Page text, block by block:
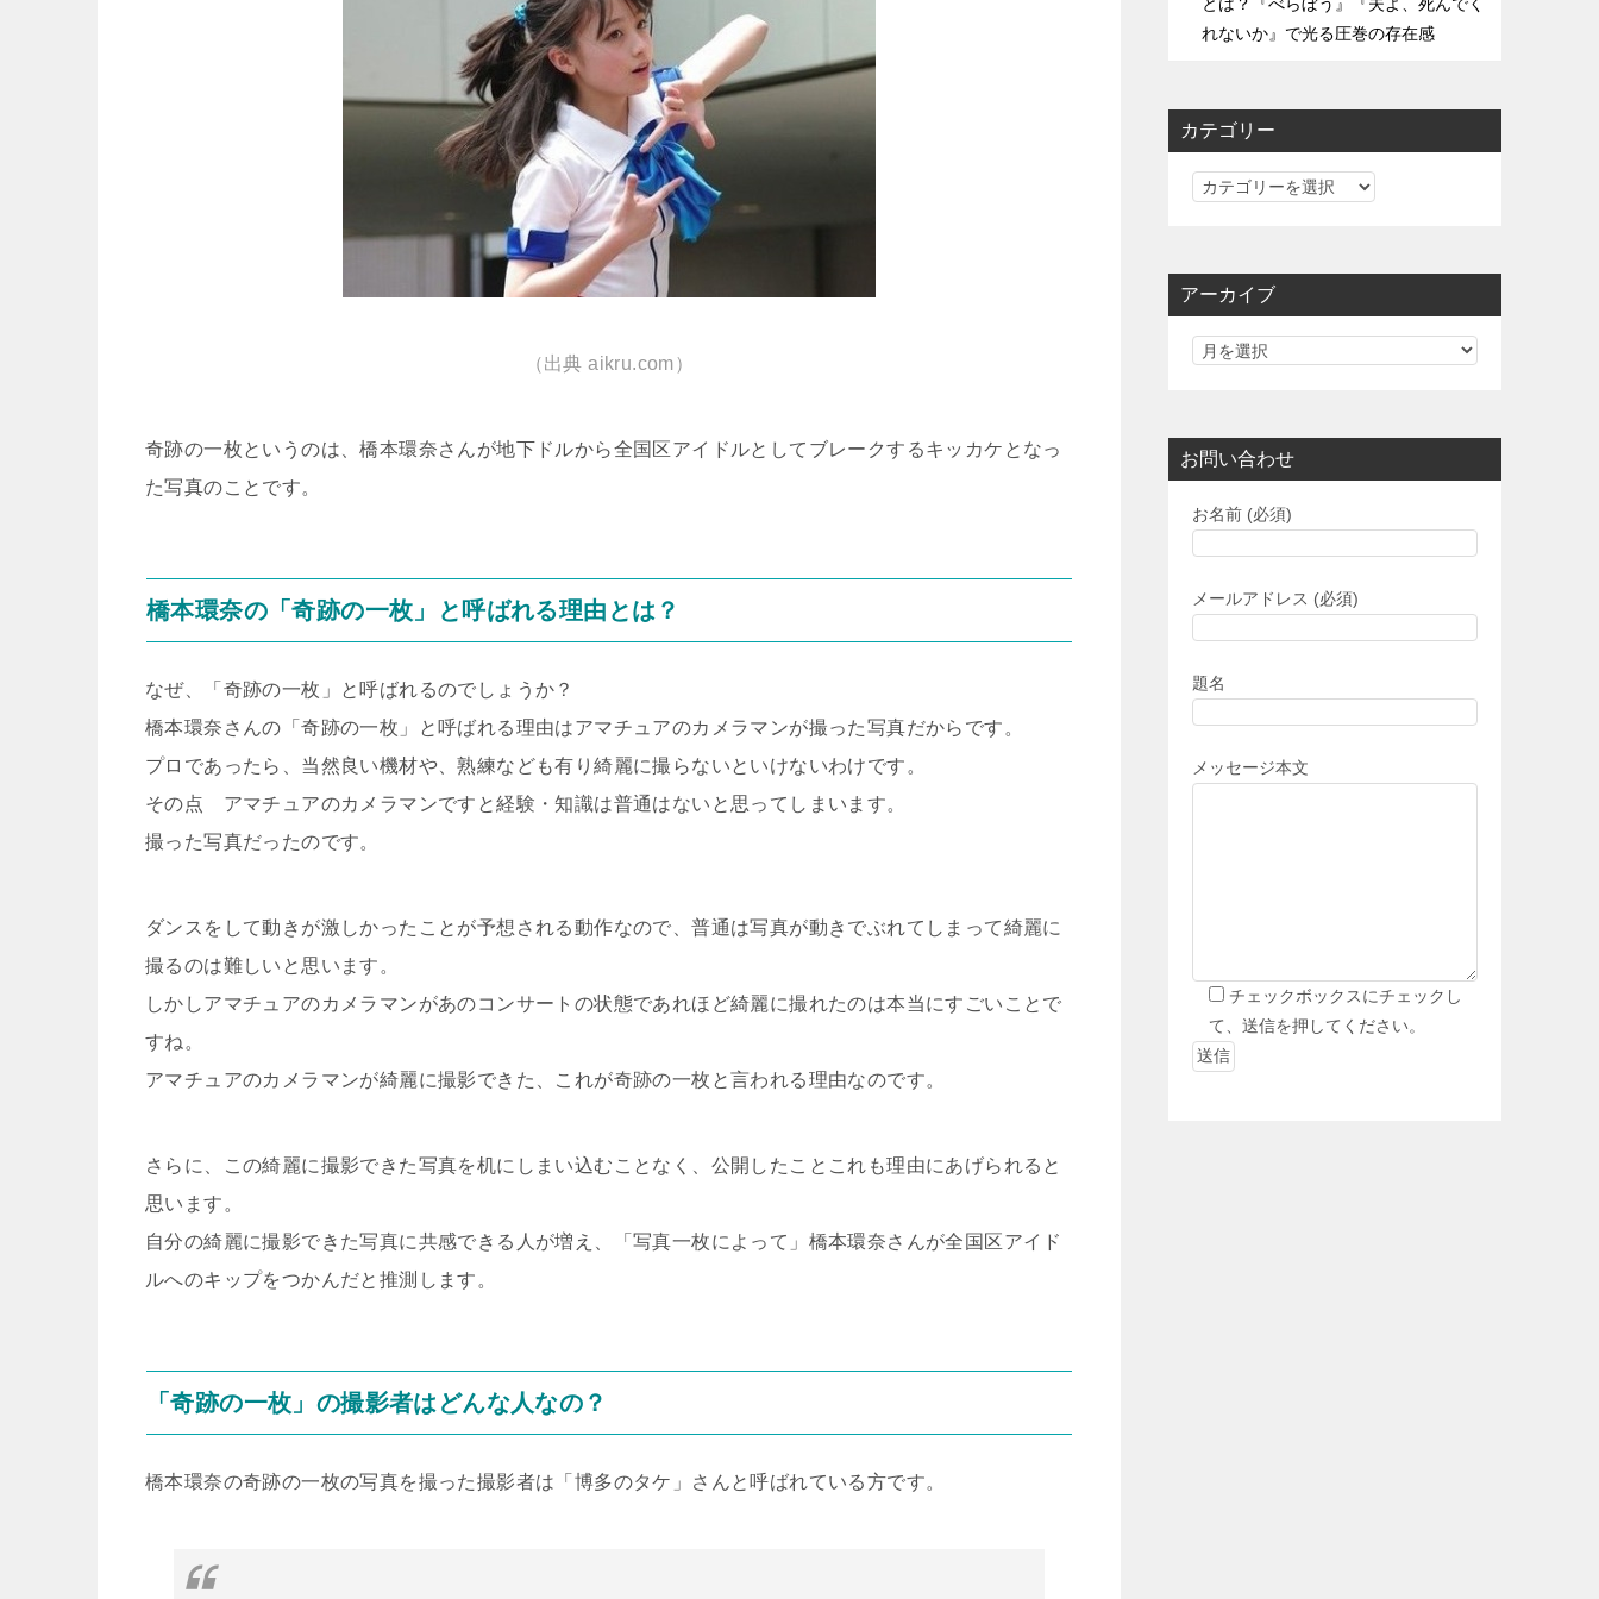
（出典 aikru.com）
奇跡の一枚というのは、橋本環奈さんが地下ドルから全国区アイドルとしてブレークするキッカケとなっ
た写真のことです。
橋本環奈の「奇跡の一枚」と呼ばれる理由とは？
なぜ、「奇跡の一枚」と呼ばれるのでしょうか？
橋本環奈さんの「奇跡の一枚」と呼ばれる理由はアマチュアのカメラマンが撮った写真だからです。
プロであったら、当然良い機材や、熟練なども有り綺麗に撮らないといけないわけです。
その点 アマチュアのカメラマンですと経験・知識は普通はないと思ってしまいます。
撮った写真だったのです。
ダンスをして動きが激しかったことが予想される動作なので、普通は写真が動きでぶれてしまって綺麗に
撮るのは難しいと思います。
しかしアマチュアのカメラマンがあのコンサートの状態であれほど綺麗に撮れたのは本当にすごいことで
すね。
アマチュアのカメラマンが綺麗に撮影できた、これが奇跡の一枚と言われる理由なのです。
さらに、この綺麗に撮影できた写真を机にしまい込むことなく、公開したことこれも理由にあげられると
思います。
自分の綺麗に撮影できた写真に共感できる人が増え、「写真一枚によって」橋本環奈さんが全国区アイド
ルへのキップをつかんだと推測します。
「奇跡の一枚」の撮影者はどんな人なの？
橋本環奈の奇跡の一枚の写真を撮った撮影者は「博多のタケ」さんと呼ばれている方です。
れないか』で光る圧巻の存在感
カテゴリー
カ
リ
アーカイブ
お問い合わせ
お名前 (必須)
メールアドレス (必須)
題名
メッセージ本文
チェックボックスにチェックし
て、送信を押してください。